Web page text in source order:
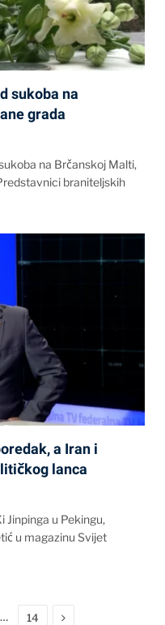
sukoba na
grada
na Brčanskoj Malti,
braniteljskih
a Iran i
lanca
Jinpinga u Pekingu,
u magazinu Svijet
… 14 Next